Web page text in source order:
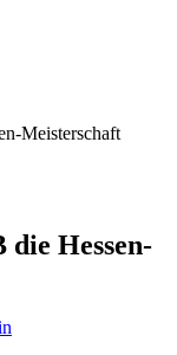
Meisterschaft
Hessen-